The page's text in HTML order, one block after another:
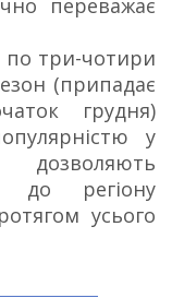
переважає
по три-чотири
(припадає
грудня)
у
до регіону
усього